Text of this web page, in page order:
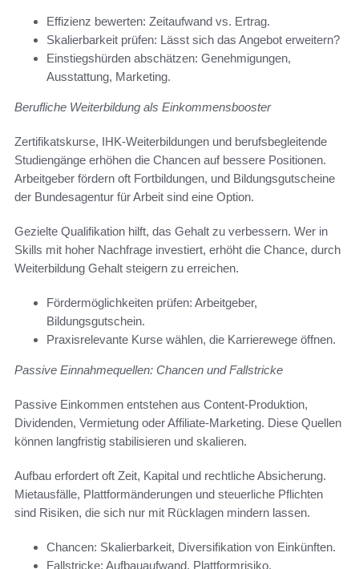
Effizienz bewerten: Zeitaufwand vs. Ertrag.
Skalierbarkeit prüfen: Lässt sich das Angebot erweitern?
Einstiegshürden abschätzen: Genehmigungen,
Ausstattung, Marketing.
Berufliche Weiterbildung als Einkommensbooster
Zertifikatskurse, IHK-Weiterbildungen und berufsbegleitende
Studiengänge erhöhen die Chancen auf bessere Positionen.
Arbeitgeber fördern oft Fortbildungen, und Bildungsgutscheine
der Bundesagentur für Arbeit sind eine Option.
Gezielte Qualifikation hilft, das Gehalt zu verbessern. Wer in
Skills mit hoher Nachfrage investiert, erhöht die Chance, durch
Weiterbildung Gehalt steigern zu erreichen.
Fördermöglichkeiten prüfen: Arbeitgeber,
Bildungsgutschein.
Praxisrelevante Kurse wählen, die Karrierewege öffnen.
Passive Einnahmequellen: Chancen und Fallstricke
Passive Einkommen entstehen aus Content-Produktion,
Dividenden, Vermietung oder Affiliate-Marketing. Diese Quellen
können langfristig stabilisieren und skalieren.
Aufbau erfordert oft Zeit, Kapital und rechtliche Absicherung.
Mietausfälle, Plattformänderungen und steuerliche Pflichten
sind Risiken, die sich nur mit Rücklagen mindern lassen.
Chancen: Skalierbarkeit, Diversifikation von Einkünften.
Fallstricke: Aufbauaufwand, Plattformrisiko,